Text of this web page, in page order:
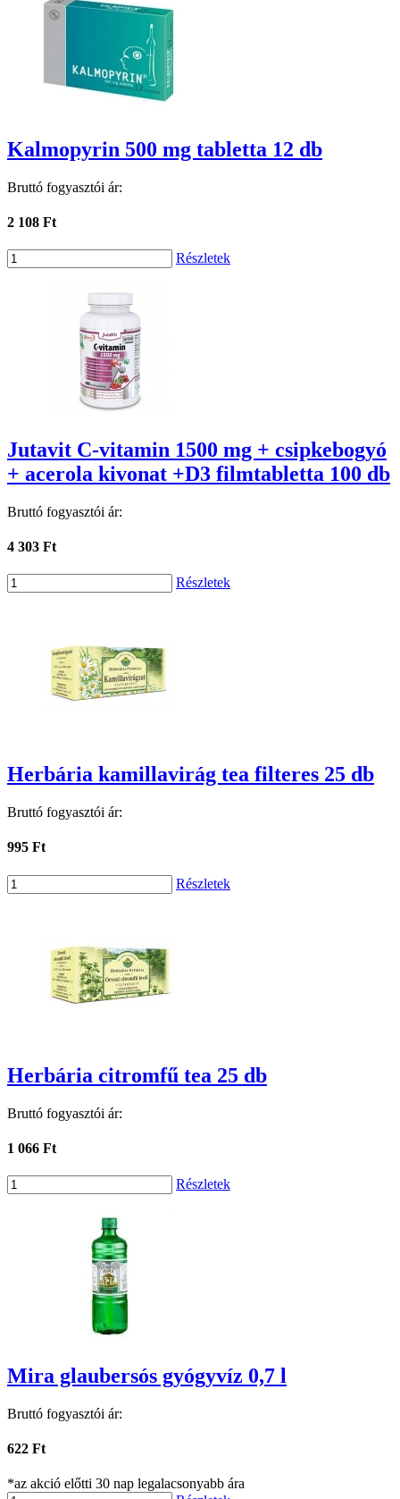
Kalmopyrin 500 mg tabletta 12 db
Bruttó fogyasztói ár:
2 108 Ft
Részletek
Jutavit C-vitamin 1500 mg + csipkebogyó
+ acerola kivonat +D3 filmtabletta 100 db
Bruttó fogyasztói ár:
4 303 Ft
Részletek
Herbária kamillavirág tea filteres 25 db
Bruttó fogyasztói ár:
995 Ft
Részletek
Herbária citromfű tea 25 db
Bruttó fogyasztói ár:
1 066 Ft
Részletek
Mira glaubersós gyógyvíz 0,7 l
Bruttó fogyasztói ár:
622 Ft
*az akció előtti 30 nap legalacsonyabb ára